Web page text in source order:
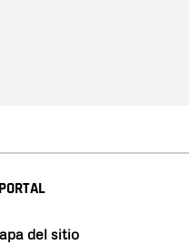
del sitio